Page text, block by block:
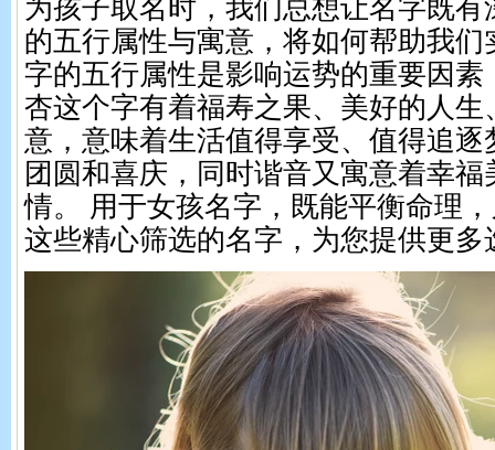
为孩子取名时，我们总想让名字既
的五行属性与寓意，将如何帮助我
字的五行属性是影响运势的重要因素
杏这个字有着福寿之果、美好的人生
意，意味着生活值得享受、值得追逐
团圆和喜庆，同时谐音又寓意着幸
情。 用于女孩名字，既能平衡命理
这些精心筛选的名字，为您提供更多